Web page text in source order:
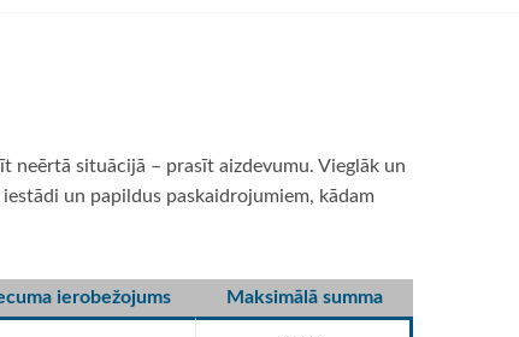
neērtā situācijā – prasīt aizdevumu. Vieglāk un
iestādi un papildus paskaidrojumiem, kādam
ierobežojums Maksimālā summa